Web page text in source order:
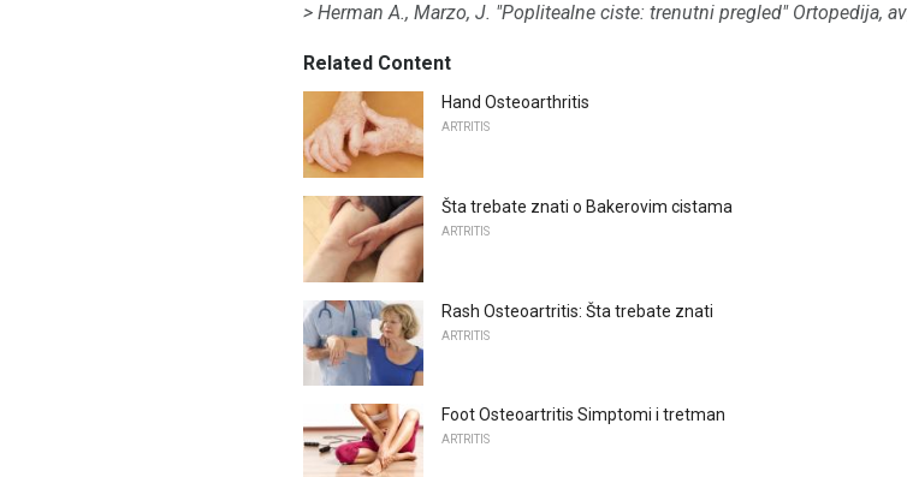
> Herman A., Marzo, J. "Poplitealne ciste: trenutni pregled" Ortopedija,
Related Content
Hand Osteoarthritis
ARTRITIS
Šta trebate znati o Bakerovim cistama
ARTRITIS
Rash Osteoartritis: Šta trebate znati
ARTRITIS
Foot Osteoartritis Simptomi i tretman
ARTRITIS